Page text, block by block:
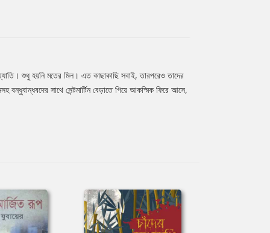
শুধু হয়নি মতের মিল। এত কাছাকাছি সবাই, তারপরেও তাদের
সাথে সেন্টমার্টিন বেড়াতে গিয়ে আকস্মিক ফিরে আসে,